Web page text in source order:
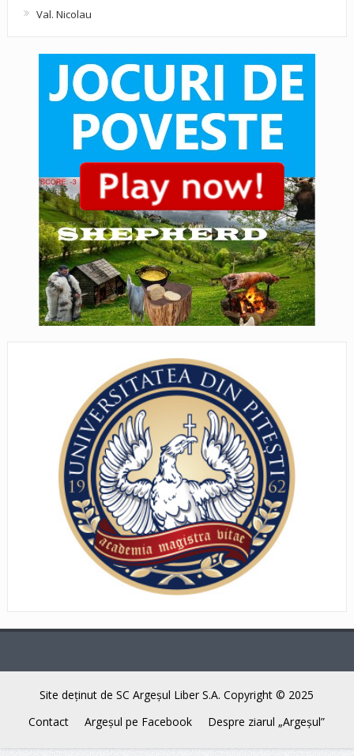
Val. Nicolau
Site deţinut de SC Argeşul Liber S.A. Copyright © 2025
Contact
Argeşul pe Facebook Despre ziarul „Argeşul”